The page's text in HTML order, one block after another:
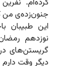
کرده‌ام.
جنون‌زده‌ی من
این طبیبان
نوزدهم
گریستن‌های
دیگر وقت